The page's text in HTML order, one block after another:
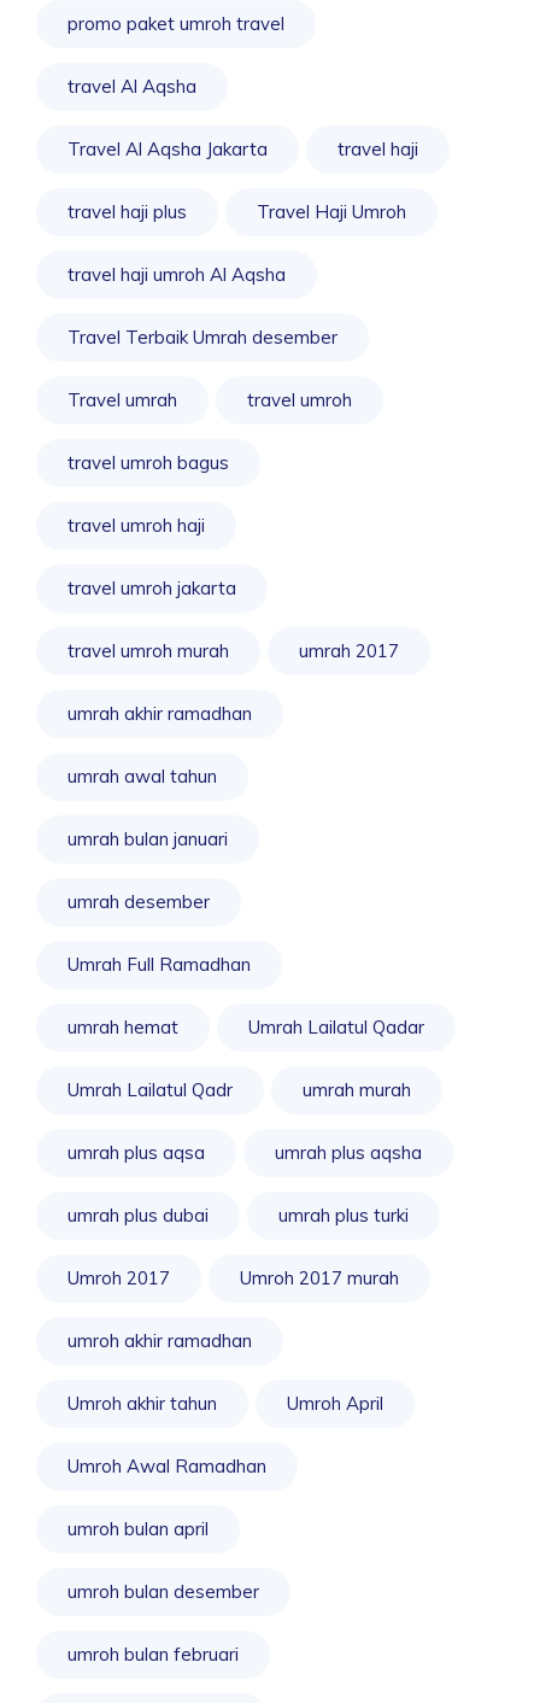
promo paket umroh travel
travel Al Aqsha
Travel Al Aqsha Jakarta travel haji
travel haji plus Travel Haji Umroh
travel haji umroh Al Aqsha
Travel Terbaik Umrah desember
Travel umrah travel umroh
travel umroh bagus
travel umroh haji
travel umroh jakarta
travel umroh murah umrah 2017
umrah akhir ramadhan
umrah awal tahun
umrah bulan januari
umrah desember
Umrah Full Ramadhan
umrah hemat Umrah Lailatul Qadar
Umrah Lailatul Qadr umrah murah
umrah plus aqsa umrah plus aqsha
umrah plus dubai umrah plus turki
Umroh 2017 Umroh 2017 murah
umroh akhir ramadhan
Umroh akhir tahun Umroh April
Umroh Awal Ramadhan
umroh bulan april
umroh bulan desember
umroh bulan februari